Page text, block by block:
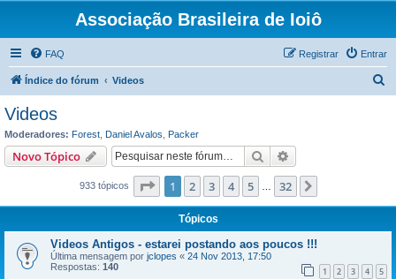
Associação Brasileira de Ioiô
FAQ Entrar
Registrar
Índice do fórum Videos
s
Videos
Moderadores: Forest Daniel Avalos Packer
Novo Tópico Pesquisar
933 tópicos Página de 32
1 2 3 4 5 32
Tópicos
Videos Antigos - estarei postando aos poucos !!!
Última mensagem por jclopes « 24 Nov 2013, 17:50
Respostas: 140 1 2 3 4 5